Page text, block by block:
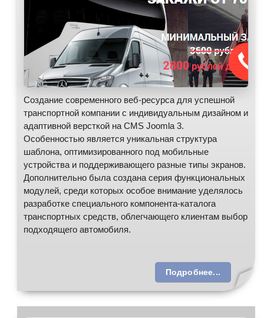
Создание современного веб-ресурса для успешной
транспортной компании с индивидуальным дизайном и
адаптивной версткой на CMS Joomla 3.
Особенностью является уникальная структура
шаблона, оптимизированного под мобильные
устройства и поддерживающего разные типы экранов.
Дополнительно была создана серия функциональных
модулей, среди которых особое внимание уделялось
разработке специального компонента-каталога
транспортных средств, облегчающего клиентам выбор
подходящего автомобиля.
Подробнее...